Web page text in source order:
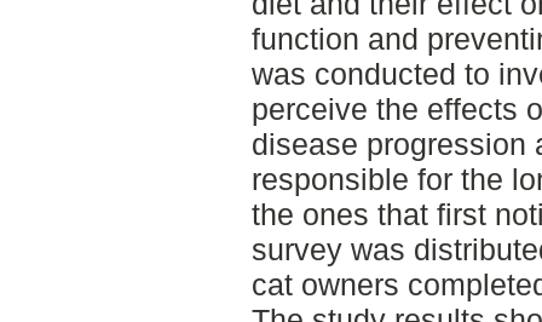
function and
was conducted to
perceive the effects
disease progression
responsible for the
the ones that first
survey was
cat owners